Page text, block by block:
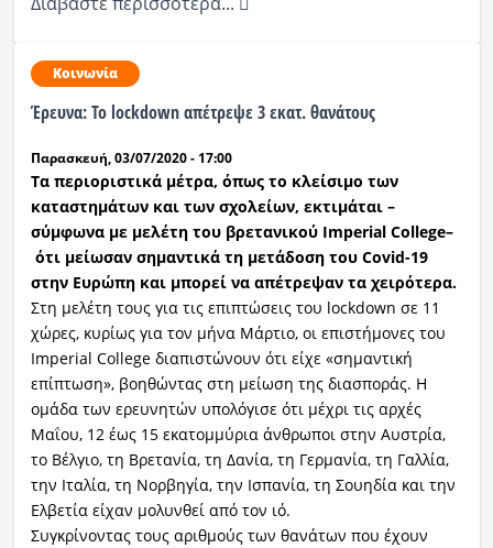
Κοινωνία
Έρευνα: Το lockdown απέτρεψε 3 εκατ. θανάτους
Παρασκευή, 03/07/2020 - 17:00
Τα περιοριστικά μέτρα, όπως το κλείσιμο των
καταστημάτων και των σχολείων, εκτιμάται –
σύμφωνα με μελέτη του βρετανικού Imperial College–
ότι μείωσαν σημαντικά τη μετάδοση του Covid-19
στην Ευρώπη και μπορεί να απέτρεψαν τα χειρότερα.
Στη μελέτη τους για τις επιπτώσεις του lockdown σε 11
χώρες, κυρίως για τον μήνα Μάρτιο, οι επιστήμονες του
Imperial College διαπιστώνουν ότι είχε «σημαντική
επίπτωση», βοηθώντας στη μείωση της διασποράς. Η
ομάδα των ερευνητών υπολόγισε ότι μέχρι τις αρχές
Μαΐου, 12 έως 15 εκατομμύρια άνθρωποι στην Αυστρία,
το Βέλγιο, τη Βρετανία, τη Δανία, τη Γερμανία, τη Γαλλία,
την Ιταλία, τη Νορβηγία, την Ισπανία, τη Σουηδία και την
Ελβετία είχαν μολυνθεί από τον ιό.
Συγκρίνοντας τους αριθμούς των θανάτων που έχουν